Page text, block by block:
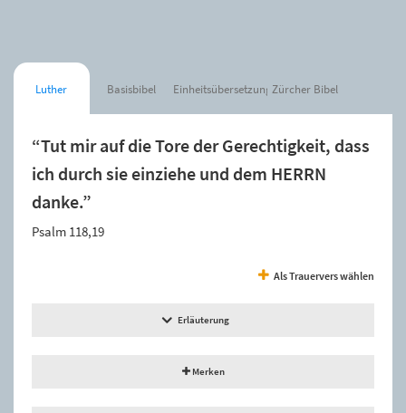
Luther Basisbibel Einheitsübersetzung Zürcher Bibel
“Tut mir auf die Tore der Gerechtigkeit, dass
ich durch sie einziehe und dem HERRN
danke.”
Psalm 118,19
Als Trauervers wählen
Erläuterung
Merken